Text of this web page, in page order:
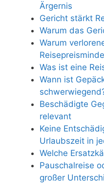
Ärgernis
Gericht stärkt
Warum das
Warum
Was ist eine
Wann ist
Beschädigte
relevant
Keine
Urlaubszeit in
Welche
Pauschalreise
großer